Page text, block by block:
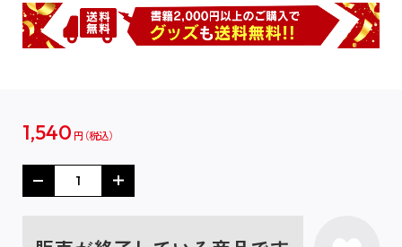
1,540 円